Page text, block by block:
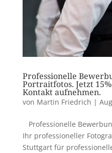
Professionelle
Portraitfotos. Jetzt
Kontakt aufnehmen.
von Martin Friedrich |
Professionelle
Ihr professioneller
Stuttgart für